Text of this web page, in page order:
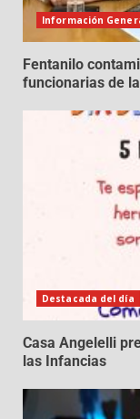
Información
Fentanilo
funcionarias de
Destacada del día
Casa Angelelli
las Infancias